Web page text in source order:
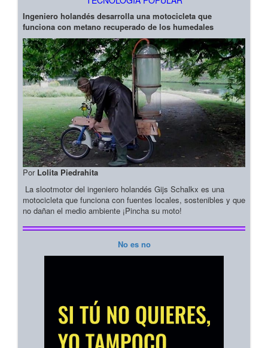
Ingeniero holandés desarrolla una motocicleta que
funciona con metano recuperado de los humedales
Por Lolita Piedrahita
La slootmotor del ingeniero holandés Gijs Schalkx es una
motocicleta que funciona con fuentes locales, sostenibles y que
no dañan el medio ambiente ¡Pincha su moto!
No es no